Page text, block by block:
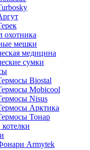
охотника
мешки
медицина
сумки
Biostal
Mobicool
Nisus
Арктика
Тонар
Armytek